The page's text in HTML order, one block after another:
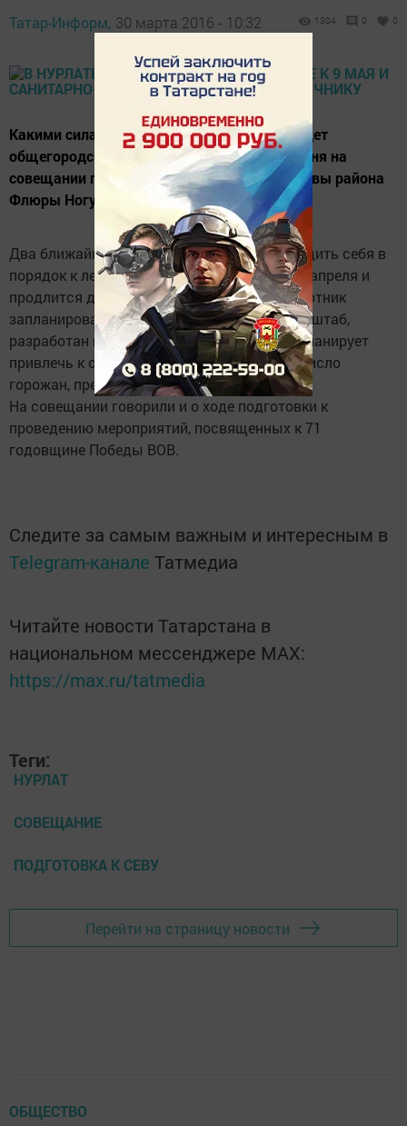
Татар-Информ, 30 марта 2016 - 10:32 1304 0 0
Какими силами его проведут, и когда пройдет
общегородской субботник - обсудили сегодня на
совещании под председательством и.о. главы района
Флюры Ногумановой.
Два ближайших месяца район будет приводить себя в
порядок к лету. Большая уборка стартует 1 апреля и
продлится до 31 мая. Общегородской субботник
запланирован на апрель. Создан районный штаб,
разработан план работ. Районная власть планирует
привлечь к очистке улиц и максимальное число
горожан, предприятий и организаций.
На совещании говорили и о ходе подготовки к
проведению мероприятий, посвященных к 71
годовщине Победы ВОВ.
Следите за самым важным и интересным в
Telegram-канале Татмедиа
Читайте новости Татарстана в
национальном мессенджере MАХ:
https://max.ru/tatmedia
Теги:
НУРЛАТ
СОВЕЩАНИЕ
ПОДГОТОВКА К СЕВУ
Перейти на страницу новости
ОБЩЕСТВО